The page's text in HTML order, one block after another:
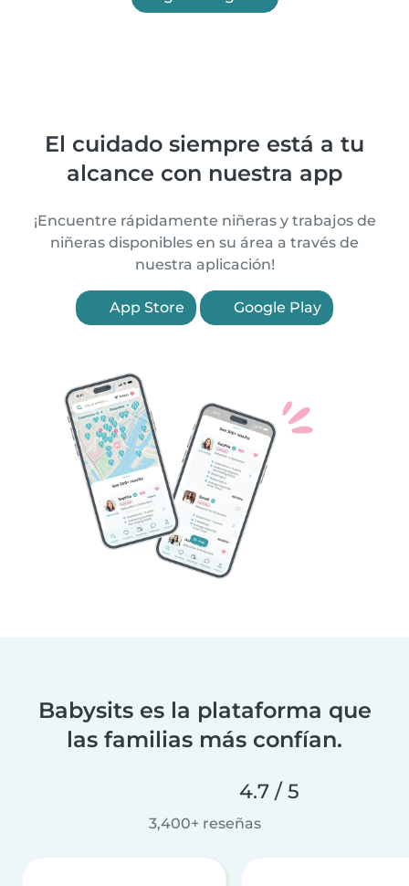
El cuidado siempre está a tu
alcance con nuestra app
¡Encuentre rápidamente niñeras y trabajos de
niñeras disponibles en su área a través de
nuestra aplicación!
App Store Google Play
Babysits es la plataforma que
las familias más confían.
4.7 / 5
3,400+ reseñas